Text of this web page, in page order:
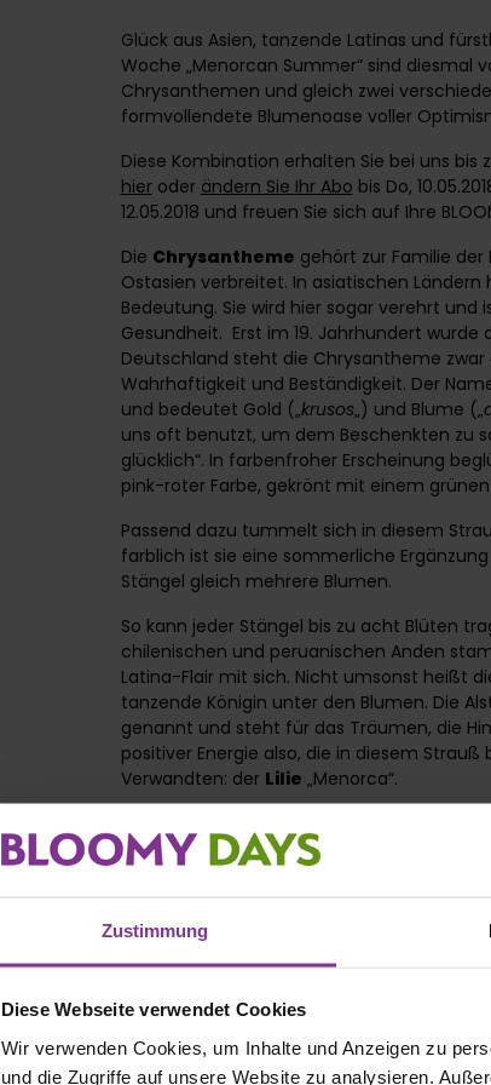
Zustimmung
Diese Webseite verwendet Cookies
Wir verwenden Cookies, um Inhalte und Anzeigen zu
und die Zugriffe auf unsere Website zu analysieren.
Glück aus Asien, tanzende Latinas und
Woche „Menorcan Summer“ sind diesmal
Chrysanthemen und gleich zwei
formvollendete Blumenoase voller
Diese Kombination erhalten Sie bei uns bis
hieroder ändern Sie Ihr Abo bis Do,
12.05.2018 und freuen Sie sich auf Ihre
Die Chrysantheme gehört zur Familie
Ostasien verbreitet. In asiatischen
Bedeutung. Sie wird hier sogar verehrt
Gesundheit. Erst im 19. Jahrhundert
Deutschland steht die Chrysantheme
Wahrhaftigkeit und Beständigkeit. Der
und bedeutet Gold („krusos„) und Blume („
uns oft benutzt, um dem Beschenkten zu
glücklich“. In farbenfroher Erscheinung
pink-roter Farbe, gekrönt mit einem grünen
Passend dazu tummelt sich in diesem
farblich ist sie eine sommerliche
Stängel gleich mehrere Blumen.
So kann jeder Stängel bis zu acht Blüten
chilenischen und peruanischen Anden
Latina-Flair mit sich. Nicht umsonst heißt
tanzende Königin unter den Blumen. Die
genannt und steht für das Träumen, die
positiver Energie also, die in diesem
Verwandten: der Lilie „Menorca“.
Charakter, viel Stolz und Aussagekraft.
Gedanken und ich hoffe, dass du…“. Bei
von einer Obstschale abgestellt werden.
Der Name dieser Pflanze verrät schon